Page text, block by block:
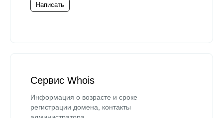
Написать
Сервис Whois
Информация о возрасте и сроке
регистрации домена, контакты